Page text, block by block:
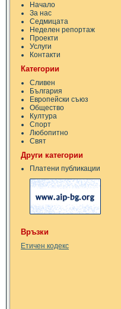
Начало
За нас
Седмицата
Неделен репортаж
Проекти
Услуги
Контакти
Категории
Сливен
България
Европейски съюз
Общество
Култура
Спорт
Любопитно
Свят
Други категории
Платени публикации
Връзки
Етичен кодекс